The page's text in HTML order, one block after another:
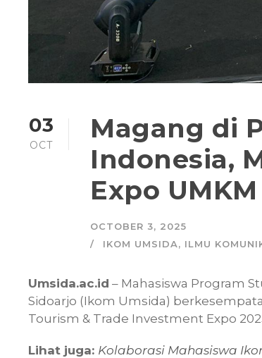
03
OCT
Magang di
Indonesia,
Expo
OCTOBER 3, 2025
IKOM UMSIDA, ILMU
Umsida.ac.id – Mahasiswa Program
Sidoarjo (Ikom Umsida)
Tourism & Trade Investment Expo
Lihat juga: Kolaborasi Mahasiswa